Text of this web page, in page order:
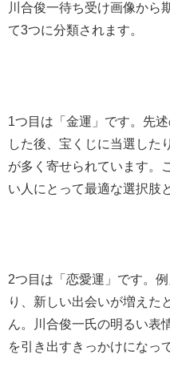
川合俊一待ち受け画像から
て3つに分類されます。
1つ目は「金運」です。先
した後、宝くじに当選した
が多く寄せられています。
い人にとって最適な選択肢
2つ目は「恋愛運」です。
り、新しい出会いが増えた
ん。川合俊一氏の明るい表
を引き出すきっかけになっ